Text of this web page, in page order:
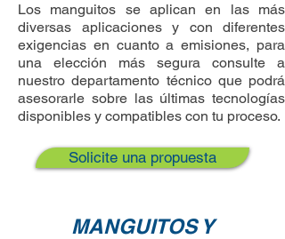
Los manguitos se aplican en las más
diversas aplicaciones y con diferentes
exigencias en cuanto a emisiones, para
una elección más segura consulte a
nuestro departamento técnico que podrá
asesorarle sobre las últimas tecnologías
disponibles y compatibles con tu proceso.
Solicite una propuesta
MANGUITOS Y